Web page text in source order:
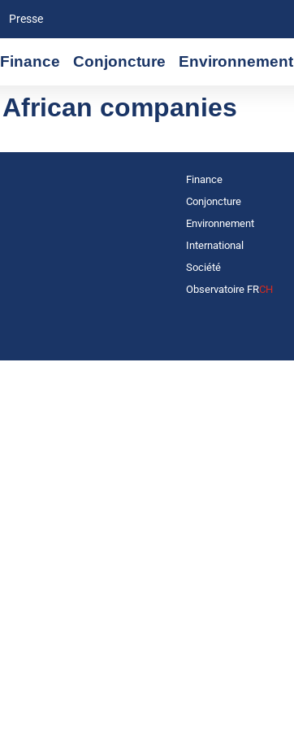
Presse
Finance Conjoncture Environnement
African companies
Finance
Conjoncture
Environnement
International
Société
Observatoire FRCH